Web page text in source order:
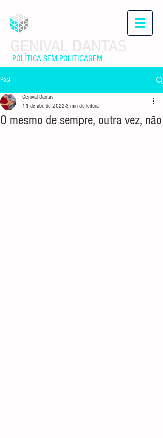
POLÍTICA SEM POLITICAGEM
Post
O mesmo de sempre, outra vez, não
Genival Dantas
11 de abr. de 2022 3 min de leitura